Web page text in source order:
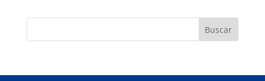
Buscar